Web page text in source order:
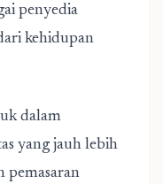
penyedia
kehidupan
dalam
yang jauh lebih
pemasaran